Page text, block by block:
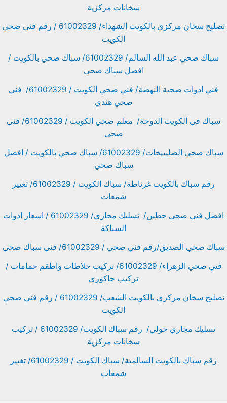
سخانات مركزية
تصليح سخان مركزي بالكويت الشهداء/ 61002329 / رقم فني صحي
الكويت
سباك صحي عبد الله السالم/ 61002329/ سباك صحي بالكويت /
افضل سباك صحي
فني ادوات صحية النهضة/ فني صحي الكويت / 61002329/ فني
صحي هندي
سباك في الكويت الدوحة/ معلم صحي الكويت / 61002329/ فني
صحي
سباك صحي الصليبيخات/ 61002329/ سباك صحي بالكويت / افضل
سباك صحي
رقم سباك بالكويت غرناطة/ سباك الكويت / 61002329/ تغيير
شمعات
افضل فني صحي حطين/ تسليك مجاري/ 61002329 / اسعار ادوات
السباكة
سباك صحي الصديق/رقم فني صحي / 61002329/ فني سباك صحي
فني صحي الزهراء/ 61002329/ تركيب خلاطات واطقم حمامات /
تركيب جاكوزي
تصليح سخان مركزي بالكويت الشعب/ 61002329 / رقم فني صحي
الكويت
تسليك مجاري حولي/ رقم سباك الكويت/ 61002329 / تركيب
سخانات مركزية
رقم سباك بالكويت السالمية/ سباك الكويت / 61002329/ تغيير
شمعات